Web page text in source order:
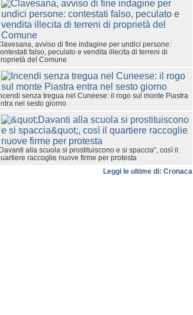
avviso di fine indagine per undici persone:
falso, peculato e vendita illecita di terreni di
del Comune
senza tregua nel Cuneese: il rogo sul monte Piastra
nel sesto giorno
alla scuola si prostituiscono e si spaccia", così il
raccoglie nuove firme per protesta
Leggi le ultime di: Cronaca